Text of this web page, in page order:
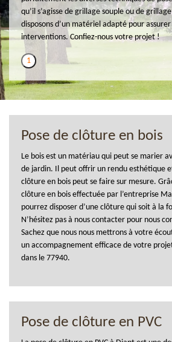
qu’il s’agisse de grillage souple ou de
disposons d’un matériel adapté pour
interventions. Confiez-nous votre projet !
1
Pose de clôture en bois
Le bois est un matériau qui peut se marier
de jardin. Il peut offrir un rendu esthétique
clôture en bois peut se faire sur mesure.
clôture en bois effectuée par l’entreprise
pourrez disposer d’une clôture qui soit à la
N’hésitez pas à nous contacter pour nous
Sachez que nous nous mettrons à votre
un accompagnement efficace de votre
dans le 77940.
Pose de clôture en PVC